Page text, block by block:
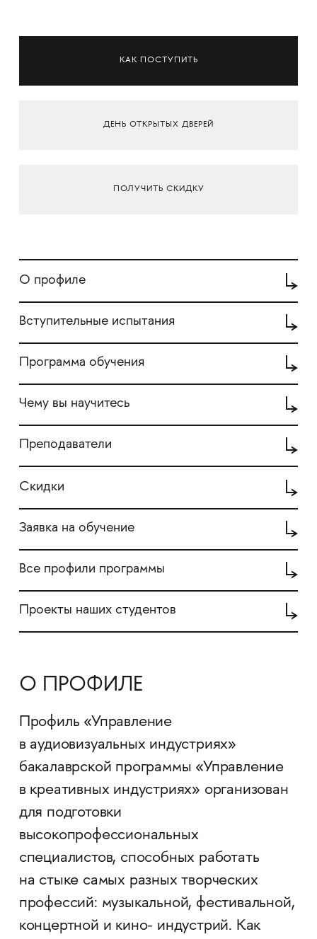
КАК ПОСТУПИТЬ
ДЕНЬ ОТКРЫТЫХ ДВЕРЕЙ
ПОЛУЧИТЬ СКИДКУ
О профиле
Вступительные испытания
Программа обучения
Чему вы научитесь
Преподаватели
Скидки
Заявка на обучение
Все профили программы
Проекты наших студентов
О ПРОФИЛЕ
Профиль «Управление
в аудиовизуальных индустриях»
бакалаврской программы «Управление
в креативных индустриях» организован
для подготовки
высокопрофессиональных
специалистов, способных работать
на стыке самых разных творческих
профессий: музыкальной, фестивальной,
концертной и кино- индустрий. Как